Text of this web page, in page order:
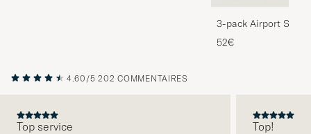
3-pack Airport
Melange
52€
4.60/5 202 COMMENTAIRES
Top service Top!